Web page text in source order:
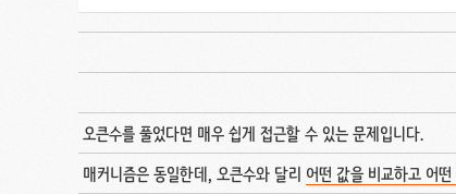
오큰수를 풀었다면 매우 쉽게 접근할 수 있는 문제입니다.
매커니즘은 동일한데, 오큰수와 달리 어떤 값을 비교하고 어